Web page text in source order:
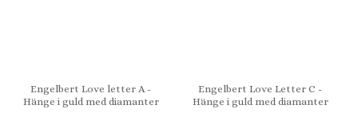
Engelbert Love letter A -
Hänge i guld med diamanter
Engelbert Love Letter C -
Hänge i guld med diamanter